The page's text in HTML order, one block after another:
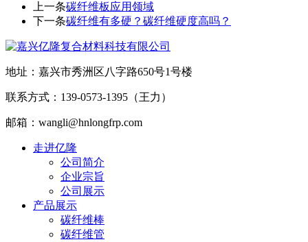
上一条碳纤维板应用领域
下一条碳纤维有多硬？碳纤维硬度高吗？
地址：嘉兴市秀洲区八字路650号1号楼
联系方式：139-0573-1395（王力）
邮箱：wangli@hnlongfrp.com
走进亿隆
公司简介
企业宗旨
公司展示
产品展示
碳纤维棒
碳纤维管